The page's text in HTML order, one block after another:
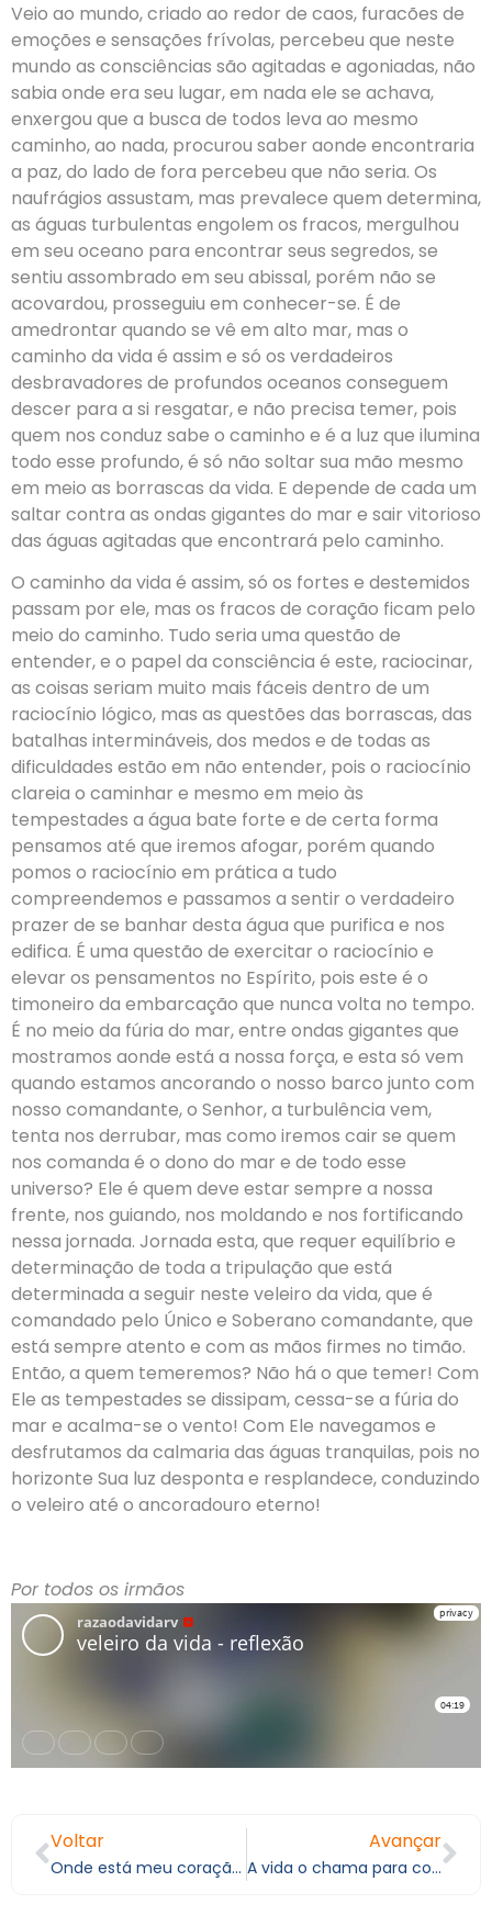
Veio ao mundo, criado ao redor de caos, furacões de
emoções e sensações frívolas, percebeu que neste
mundo as consciências são agitadas e agoniadas, não
sabia onde era seu lugar, em nada ele se achava,
enxergou que a busca de todos leva ao mesmo
caminho, ao nada, procurou saber aonde encontraria
a paz, do lado de fora percebeu que não seria. Os
naufrágios assustam, mas prevalece quem determina,
as águas turbulentas engolem os fracos, mergulhou
em seu oceano para encontrar seus segredos, se
sentiu assombrado em seu abissal, porém não se
acovardou, prosseguiu em conhecer-se. É de
amedrontar quando se vê em alto mar, mas o
caminho da vida é assim e só os verdadeiros
desbravadores de profundos oceanos conseguem
descer para a si resgatar, e não precisa temer, pois
quem nos conduz sabe o caminho e é a luz que ilumina
todo esse profundo, é só não soltar sua mão mesmo
em meio as borrascas da vida. E depende de cada um
saltar contra as ondas gigantes do mar e sair vitorioso
das águas agitadas que encontrará pelo caminho.
O caminho da vida é assim, só os fortes e destemidos
passam por ele, mas os fracos de coração ficam pelo
meio do caminho. Tudo seria uma questão de
entender, e o papel da consciência é este, raciocinar,
as coisas seriam muito mais fáceis dentro de um
raciocínio lógico, mas as questões das borrascas, das
batalhas intermináveis, dos medos e de todas as
dificuldades estão em não entender, pois o raciocínio
clareia o caminhar e mesmo em meio às
tempestades a água bate forte e de certa forma
pensamos até que iremos afogar, porém quando
pomos o raciocínio em prática a tudo
compreendemos e passamos a sentir o verdadeiro
prazer de se banhar desta água que purifica e nos
edifica. É uma questão de exercitar o raciocínio e
elevar os pensamentos no Espírito, pois este é o
timoneiro da embarcação que nunca volta no tempo.
É no meio da fúria do mar, entre ondas gigantes que
mostramos aonde está a nossa força, e esta só vem
quando estamos ancorando o nosso barco junto com
nosso comandante, o Senhor, a turbulência vem,
tenta nos derrubar, mas como iremos cair se quem
nos comanda é o dono do mar e de todo esse
universo? Ele é quem deve estar sempre a nossa
frente, nos guiando, nos moldando e nos fortificando
nessa jornada. Jornada esta, que requer equilíbrio e
determinação de toda a tripulação que está
determinada a seguir neste veleiro da vida, que é
comandado pelo Único e Soberano comandante, que
está sempre atento e com as mãos firmes no timão.
Então, a quem temeremos? Não há o que temer! Com
Ele as tempestades se dissipam, cessa-se a fúria do
mar e acalma-se o vento! Com Ele navegamos e
desfrutamos da calmaria das águas tranquilas, pois no
horizonte Sua luz desponta e resplandece, conduzindo
o veleiro até o ancoradouro eterno!
Por todos os irmãos
Voltar
Onde está meu coração? IV
Avançar
A vida o chama para conversar